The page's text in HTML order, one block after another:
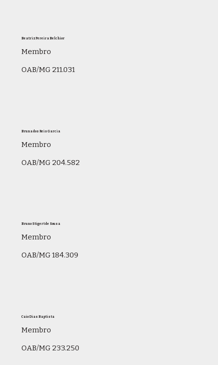
Beatriz Pereira Belchior
Membro
OAB/MG 211.031
Bruna dos Reis Garcia
Membro
OAB/MG 204.582
Bruno Stigert de Sousa
Membro
OAB/MG 184.309
Caio Dias Baptista
Membro
OAB/MG 233.250